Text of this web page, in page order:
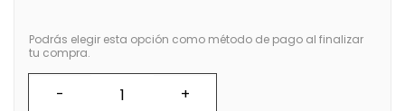
Podrás elegir esta opción como método de pago al finalizar
tu compra.